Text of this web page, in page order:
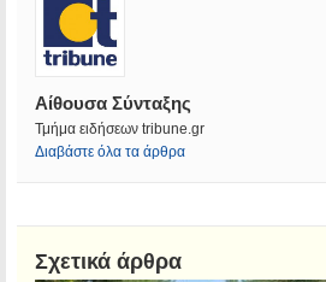
Αίθουσα Σύνταξης
Τμήμα ειδήσεων tribune.gr
Διαβάστε όλα τα άρθρα
Σχετικά άρθρα